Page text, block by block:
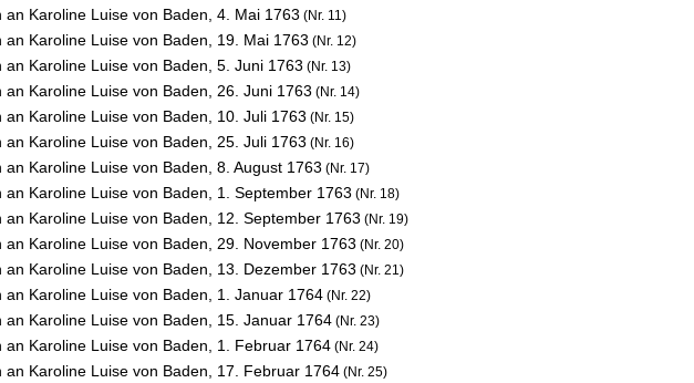
Karoline Luise von Baden, 4. Mai 1763 (Nr. 11)
Karoline Luise von Baden, 19. Mai 1763 (Nr. 12)
Karoline Luise von Baden, 5. Juni 1763 (Nr. 13)
Karoline Luise von Baden, 26. Juni 1763 (Nr. 14)
Karoline Luise von Baden, 10. Juli 1763 (Nr. 15)
Karoline Luise von Baden, 25. Juli 1763 (Nr. 16)
Karoline Luise von Baden, 8. August 1763 (Nr. 17)
Karoline Luise von Baden, 1. September 1763 (Nr. 18)
Karoline Luise von Baden, 12. September 1763 (Nr. 19)
Karoline Luise von Baden, 29. November 1763 (Nr. 20)
Karoline Luise von Baden, 13. Dezember 1763 (Nr. 21)
Karoline Luise von Baden, 1. Januar 1764 (Nr. 22)
Karoline Luise von Baden, 15. Januar 1764 (Nr. 23)
Karoline Luise von Baden, 1. Februar 1764 (Nr. 24)
Karoline Luise von Baden, 17. Februar 1764 (Nr. 25)